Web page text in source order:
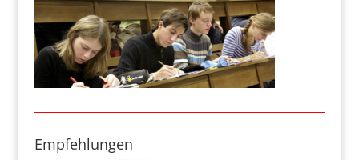
Empfehlungen